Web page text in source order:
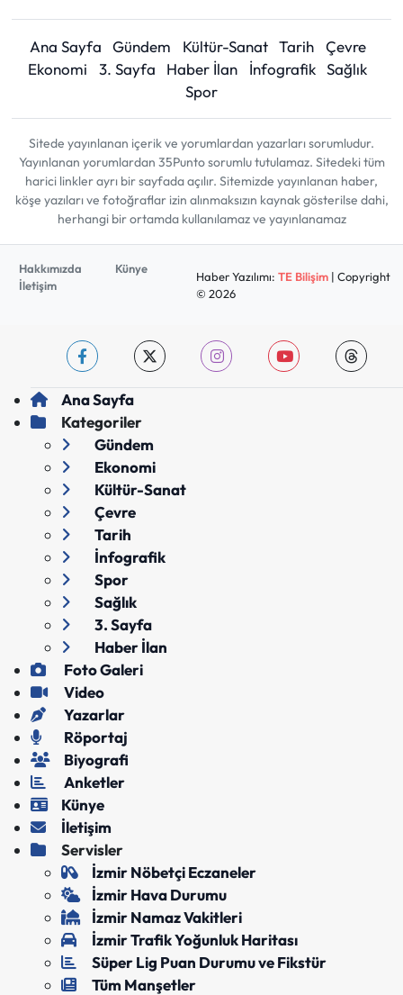
Ana Sayfa Gündem Kültür-Sanat Tarih
Çevre
Ekonomi
3. Sayfa Haber İlan İnfografik Sağlık
Spor
Sitede yayınlanan içerik ve yorumlardan yazarları sorumludur.
Yayınlanan yorumlardan 35Punto sorumlu tutulamaz. Sitedeki tüm
harici linkler ayrı bir sayfada açılır. Sitemizde yayınlanan haber,
köşe yazıları ve fotoğraflar izin alınmaksızın kaynak gösterilse dahi,
herhangi bir ortamda kullanılamaz ve yayınlanamaz
Hakkımızda
Künye
İletişim
Haber Yazılımı: TE Bilişim| Copyright
© 2026
Ana Sayfa
Kategoriler
Gündem
Ekonomi
Kültür-Sanat
Çevre
Tarih
İnfografik
Spor
Sağlık
3. Sayfa
Haber İlan
Foto Galeri
Video
Yazarlar
Röportaj
Biyografi
Anketler
Künye
İletişim
Servisler
İzmir Nöbetçi Eczaneler
İzmir Hava Durumu
İzmir Namaz Vakitleri
İzmir Trafik Yoğunluk Haritası
Süper Lig Puan Durumu ve Fikstür
Tüm Manşetler